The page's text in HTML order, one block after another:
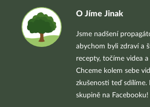
O Jíme Jinak
Jsme nadšení
abychom byli zdraví a
recepty, točíme videa
Chceme kolem sebe
zkušenosti teď sdílíme.
skupině na Facebooku!